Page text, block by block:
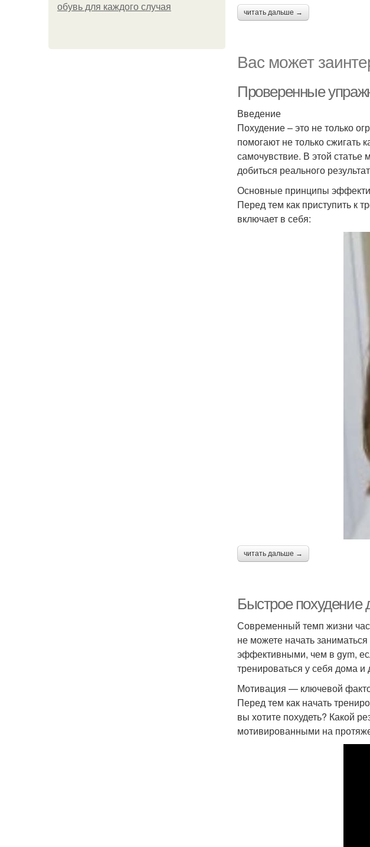
обувь для каждого случая
читать дальше →
Вас может
Проверенные
Введение
Похудение – это не только
помогают не только
самочувствие. В этой
добиться реального
Основные принципы
Перед тем как приступить к
включает в себя:
читать дальше →
Быстрое похудение
Современный темп жизни
не можете начать
эффективными, чем в gym,
тренироваться у себя дома и
Мотивация — ключевой
Перед тем как начать
вы хотите похудеть? Какой
мотивированными на